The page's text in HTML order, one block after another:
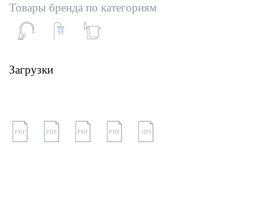
Товары бренда по категориям
Загрузки
PDF PDF PDF PDF 3DS